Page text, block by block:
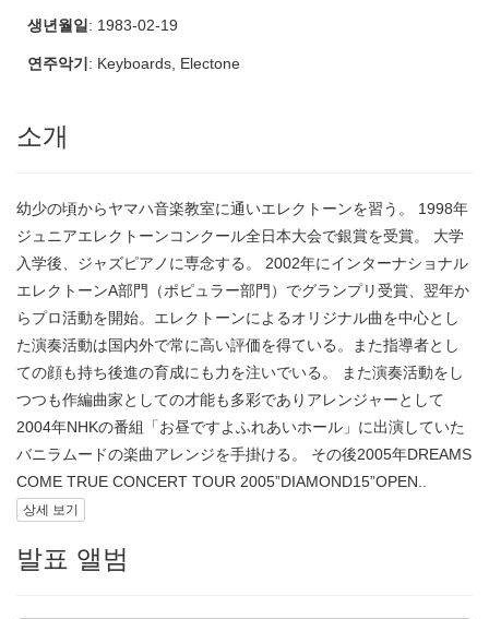
생년월일 : 1983-02-19
연주악기 : Keyboards, Electone
소개
幼少の頃からヤマハ音楽教室に通いエレクトーンを習う。 1998年
ジュニアエレクトーンコンクール全日本大会で銀賞を受賞。 大学
入学後、ジャズピアノに専念する。 2002年にインターナショナル
エレクトーンA部門（ポピュラー部門）でグランプリ受賞、翌年か
らプロ活動を開始。エレクトーンによるオリジナル曲を中心とし
た演奏活動は国内外で常に高い評価を得ている。また指導者とし
ての顔も持ち後進の育成にも力を注いでいる。 また演奏活動をし
つつも作編曲家としての才能も多彩でありアレンジャーとして
2004年NHKの番組「お昼ですよふれあいホール」に出演していた
バニラムードの楽曲アレンジを手掛ける。 その後2005年DREAMS
COME TRUE CONCERT TOUR 2005”DIAMOND15”OPEN..
상세 보기
발표 앨범